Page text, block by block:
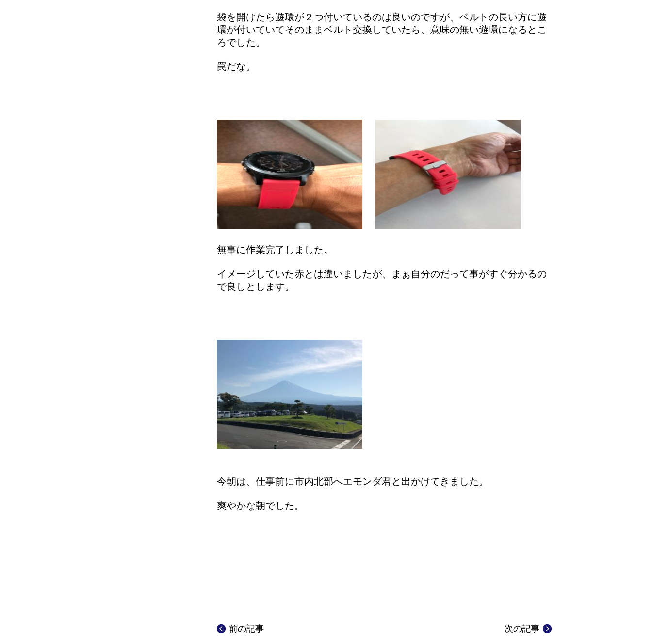
袋を開けたら遊環が２つ付いているのは良いのですが、ベルトの長い方に遊
環が付いていてそのままベルト交換していたら、意味の無い遊環になるとこ
ろでした。
罠だな。
無事に作業完了しました。
イメージしていた赤とは違いましたが、まぁ自分のだって事がすぐ分かるの
で良しとします。
今朝は、仕事前に市内北部へエモンダ君と出かけてきました。
爽やかな朝でした。
前の記事 次の記事